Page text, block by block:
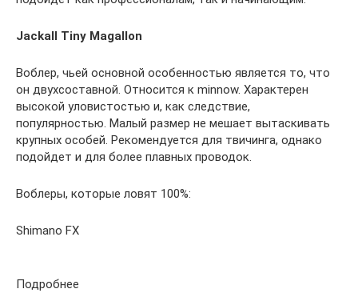
Jackall Tiny Magallon
Воблер, чьей основной особенностью является то, что
он двухсоставной. Относится к minnow. Характерен
высокой уловистостью и, как следствие,
популярностью. Малый размер не мешает вытаскивать
крупных особей. Рекомендуется для твичинга, однако
подойдет и для более плавных проводок.
Воблеры, которые ловят 100%:
Shimano FX
Подробнее